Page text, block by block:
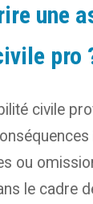
une
pro
civile
ou
le cadre